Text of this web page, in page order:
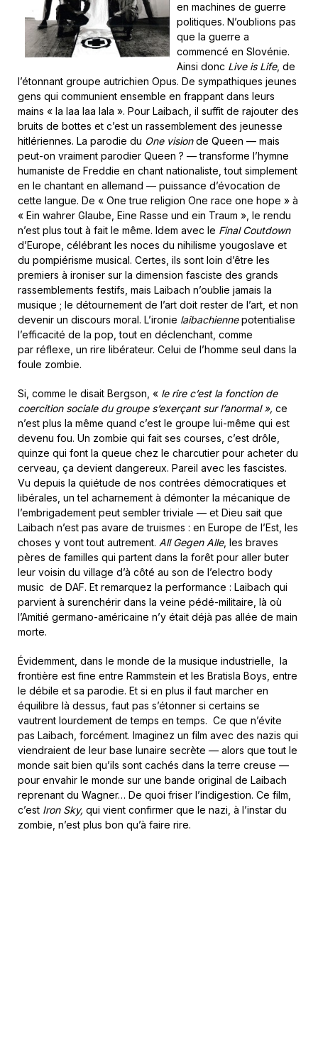
en machines de guerre
politiques. N’oublions pas
que la guerre a
commencé en Slovénie.
Ainsi donc Live is Life, de
l’étonnant groupe autrichien Opus. De sympathiques jeunes
gens qui communient ensemble en frappant dans leurs
mains « la laa laa lala ». Pour Laibach, il suffit de rajouter des
bruits de bottes et c’est un rassemblement des jeunesse
hitlériennes. La parodie du One visionde Queen — mais
peut-on vraiment parodier Queen ? — transforme l’hymne
humaniste de Freddie en chant nationaliste, tout simplement
en le chantant en allemand — puissance d’évocation de
cette langue. De « One true religion One race one hope » à
« Ein wahrer Glaube, Eine Rasse und ein Traum », le rendu
n’est plus tout à fait le même. Idem avec le Final Coutdown
d’Europe, célébrant les noces du nihilisme yougoslave et
du pompiérisme musical. Certes, ils sont loin d’être les
premiers à ironiser sur la dimension fasciste des grands
rassemblements festifs, mais Laibach n’oublie jamais la
musique ; le détournement de l’art doit rester de l’art, et non
devenir un discours moral. L’ironie laibachiennepotentialise
l’efficacité de la pop, tout en déclenchant, comme
par réflexe, un rire libérateur. Celui de l’homme seul dans la
foule zombie.
Si, comme le disait Bergson, « le rire c’est la fonction de
coercition sociale du groupe s’exerçant sur l’anormal », ce
n’est plus la même quand c’est le groupe lui-même qui est
devenu fou. Un zombie qui fait ses courses, c’est drôle,
quinze qui font la queue chez le charcutier pour acheter du
cerveau, ça devient dangereux. Pareil avec les fascistes.
Vu depuis la quiétude de nos contrées démocratiques et
libérales, un tel acharnement à démonter la mécanique de
l’embrigadement peut sembler triviale — et Dieu sait que
Laibach n’est pas avare de truismes : en Europe de l’Est, les
choses y vont tout autrement. All Gegen Alle, les braves
pères de familles qui partent dans la forêt pour aller buter
leur voisin du village d’à côté au son de l’electro body
music de DAF. Et remarquez la performance : Laibach qui
parvient à surenchérir dans la veine pédé-militaire, là où
l’Amitié germano-américaine n’y était déjà pas allée de main
morte.
Évidemment, dans le monde de la musique industrielle, la
frontière est fine entre Rammstein et les Bratisla Boys, entre
le débile et sa parodie. Et si en plus il faut marcher en
équilibre là dessus, faut pas s’étonner si certains se
vautrent lourdement de temps en temps. Ce que n’évite
pas Laibach, forcément. Imaginez un film avec des nazis qui
viendraient de leur base lunaire secrète — alors que tout le
monde sait bien qu’ils sont cachés dans la terre creuse —
pour envahir le monde sur une bande original de Laibach
reprenant du Wagner… De quoi friser l’indigestion. Ce film,
c’est Iron Sky, qui vient confirmer que le nazi, à l’instar du
zombie, n’est plus bon qu’à faire rire.